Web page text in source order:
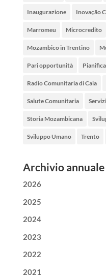
Inaugurazione Inovação
Marromeu Microcredito
Mozambico in Trentino
Pari opportunità
Radio Comunitaria di Caia
Salute Comunitaria
Storia Mozambicana
Sviluppo Umano Trento
Archivio annuale
2026
2025
2024
2023
2022
2021